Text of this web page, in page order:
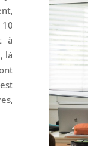
à
là